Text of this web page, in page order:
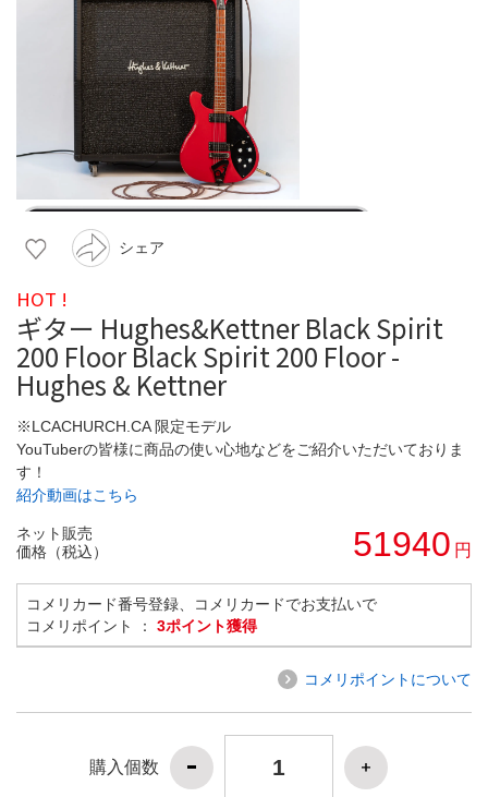
シェア
HOT !
ギター Hughes&Kettner Black Spirit
200 Floor Black Spirit 200 Floor -
Hughes & Kettner
※LCACHURCH.CA 限定モデル
YouTuberの皆様に商品の使い心地などをご紹介いただいておりま
す！
紹介動画はこちら
ネット販売
価格（税込）
51940 円
コメリカード番号登録、コメリカードでお支払いで
コメリポイント ： 3ポイント獲得
コメリポイントについて
購入個数